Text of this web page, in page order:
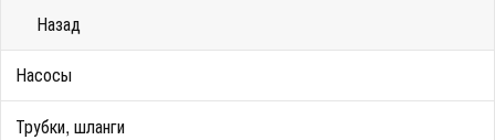
Назад
Насосы
Трубки, шланги